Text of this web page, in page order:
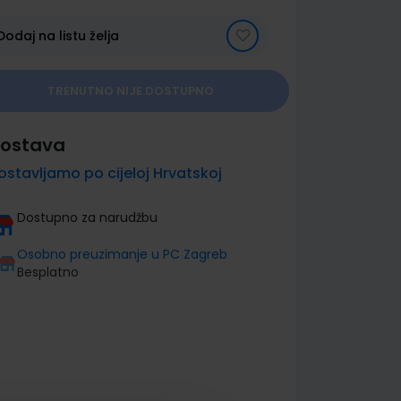
na listu želja
po cijeloj Hrvatskoj
Dostupno za narudžbu
Osobno preuzimanje u PC Zagreb
Besplatno